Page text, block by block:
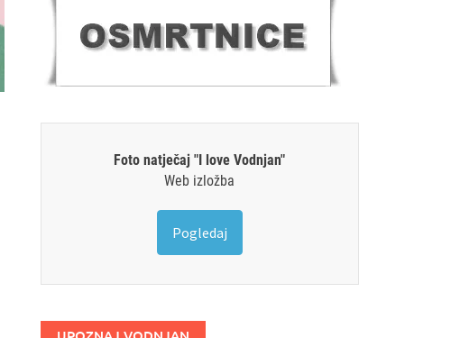
Foto natječaj "I love Vodnjan"
Web izložba
Pogledaj